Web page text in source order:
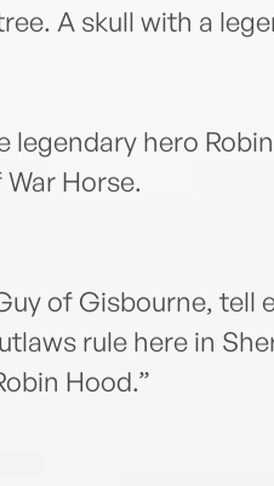
A skull with a
legendary hero
Horse.
of Gisbourne, tell
rule here in
Hood.”